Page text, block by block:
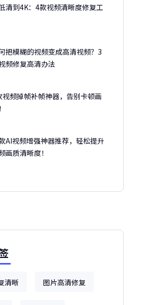
清到4K：4款视频清晰度修复工
把模糊的视频变成高清视频？3
频修复高清办法
视频掉帧补帧神器，告别卡顿画
AI视频增强神器推荐，轻松提升
画质清晰度！
清晰 图片高清修复